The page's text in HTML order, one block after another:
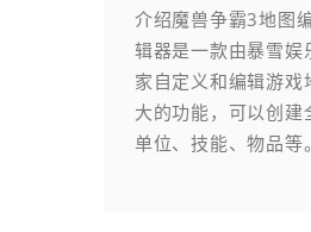
介绍魔兽争霸3地图
辑器是一款由暴雪娱
家自定义和编辑游戏
大的功能，可以创建
单位、技能、物品